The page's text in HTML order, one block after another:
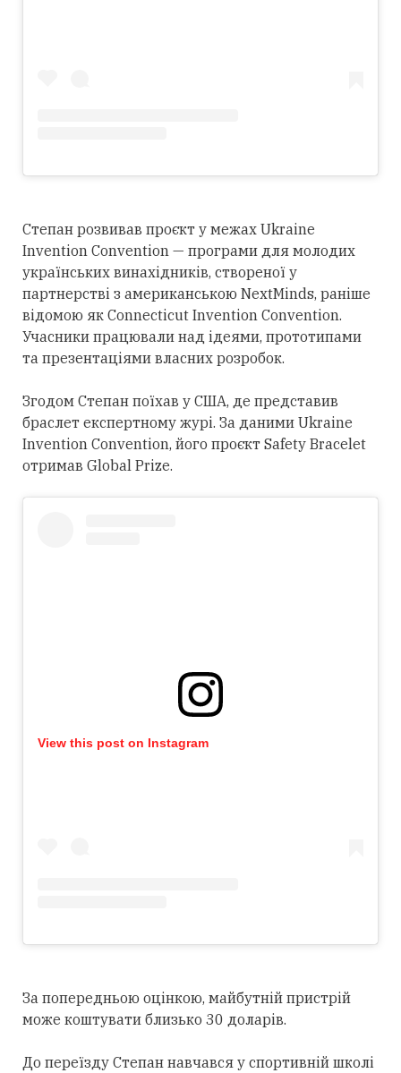
Степан розвивав проєкт у межах Ukraine
Invention Convention — програми для молодих
українських винахідників, створеної у
партнерстві з американською NextMinds, раніше
відомою як Connecticut Invention Convention.
Учасники працювали над ідеями, прототипами
та презентаціями власних розробок.
Згодом Степан поїхав у США, де представив
браслет експертному журі. За даними Ukraine
Invention Convention, його проєкт Safety Bracelet
отримав Global Prize.
View this post on Instagram
За попередньою оцінкою, майбутній пристрій
може коштувати близько 30 доларів.
До переїзду Степан навчався у спортивній школі